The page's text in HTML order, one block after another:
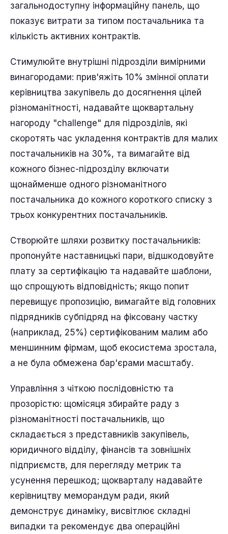
загальнодоступну інформаційну панель, що
показує витрати за типом постачальника та
кількість активних контрактів.
Стимулюйте внутрішні підрозділи вимірними
винагородами: прив'яжіть 10% змінної оплати
керівництва закупівель до досягнення цілей
різноманітності, надавайте щоквартальну
нагороду "challenge" для підрозділів, які
скоротять час укладення контрактів для малих
постачальників на 30%, та вимагайте від
кожного бізнес-підрозділу включати
щонайменше одного різноманітного
постачальника до кожного короткого списку з
трьох конкурентних постачальників.
Створюйте шляхи розвитку постачальників:
пропонуйте наставницькі пари, відшкодовуйте
плату за сертифікацію та надавайте шаблони,
що спрощують відповідність; якщо попит
перевищує пропозицію, вимагайте від головних
підрядників субпідряд на фіксовану частку
(наприклад, 25%) сертифікованим малим або
меншинним фірмам, щоб екосистема зростала,
а не була обмежена бар'єрами масштабу.
Управління з чіткою послідовністю та
прозорістю: щомісяця збирайте раду з
різноманітності постачальників, що
складається з представників закупівель,
юридичного відділу, фінансів та зовнішніх
підприємств, для перегляду метрик та
усунення перешкод; щокварталу надавайте
керівництву меморандум ради, який
демонструє динаміку, висвітлює складні
випадки та рекомендує два операційні